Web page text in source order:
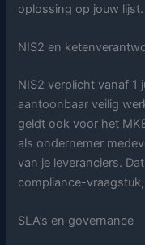
oplossing op jouw lijst.
NIS2 en
NIS2 verplicht vanaf 1
aantoonbaar veilig
geldt ook voor het
als ondernemer
van je leveranciers.
compliance-
SLA’s en governance